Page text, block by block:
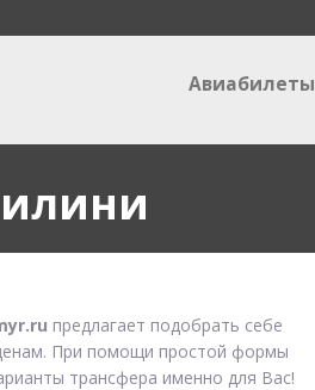
Авиабилеты
предлагает подобрать себе
При помощи простой формы
трансфера именно для Вас!